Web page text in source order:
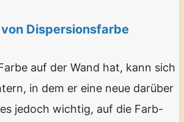
Dispersionsfarbe
auf der Wand hat, kann sich
in dem er eine neue darüber
jedoch wichtig, auf die Farb-